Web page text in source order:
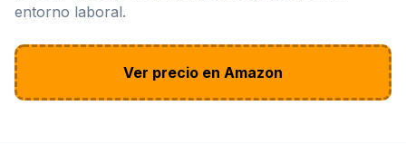
entorno laboral.
Ver precio en Amazon